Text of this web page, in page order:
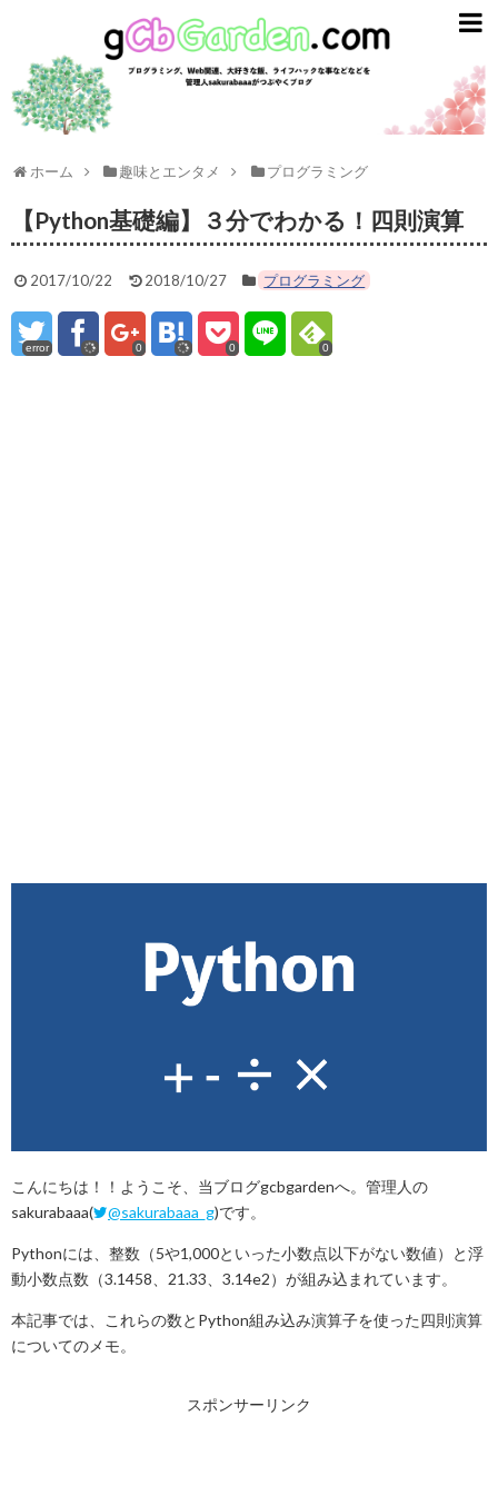
gCbGarden
ホーム 趣味とエンタメ プログラミング
【Python基礎編】３分でわかる！四則演算
2017/10/22 2018/10/27 プログラミング
error 0 0 0
こんにちは！！ようこそ、当ブログgcbgardenへ。管理人の
sakurabaaa(
@sakurabaaa_g)です。
Pythonには、整数（5や1,000といった小数点以下がない数値）と浮
動小数点数（3.1458、21.33、3.14e2）が組み込まれています。
本記事では、これらの数とPython組み込み演算子を使った四則演算
についてのメモ。
スポンサーリンク
ライフスタイル
ガジェット
ライフハック
資産運用
趣味とエンタメ
プログラミング
サイトマップ